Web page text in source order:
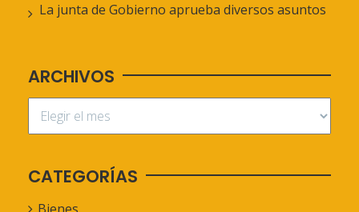
La junta de Gobierno aprueba diversos asuntos
ARCHIVOS
CATEGORÍAS